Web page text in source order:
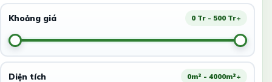
Khoảng giá 0 Tr - 500 Tr+
Diện tích 0m² - 4000m²+